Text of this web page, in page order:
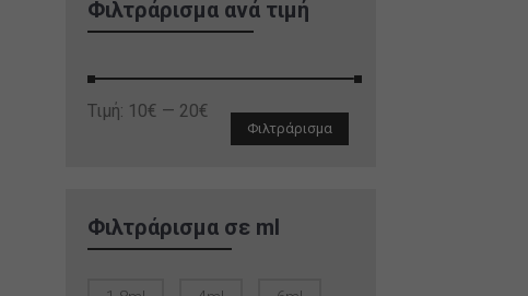
Φιλτράρισμα ανά τιμή
Ελάχιστη
Μέγιστη
Φιλτράρισμα
Τιμή: 10€ — 20€
Φιλτράρισμα σε ml